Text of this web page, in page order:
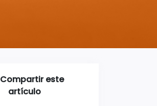
Compartir este
artículo